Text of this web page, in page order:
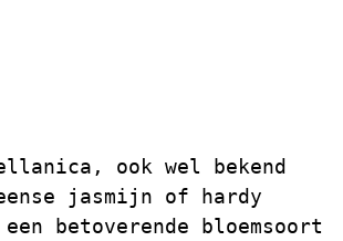
ook wel bekend
jasmijn of hardy
betoverende bloemsoort